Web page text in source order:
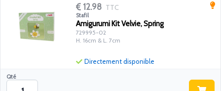
12.98 TTC
Stafil
Amigurumi Kit Velvie, Spring
729995-02
H. 16cm & L. 7cm
Qté
Directement disponible